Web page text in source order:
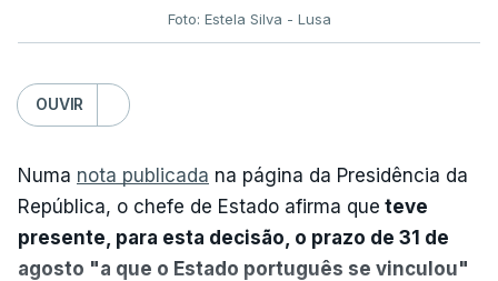
Foto: Estela Silva - Lusa
OUVIR
Numa nota publicada na página da Presidência da
República, o chefe de Estado afirma que teve
presente, para esta decisão, o prazo de 31 de
agosto "a que o Estado português se vinculou"